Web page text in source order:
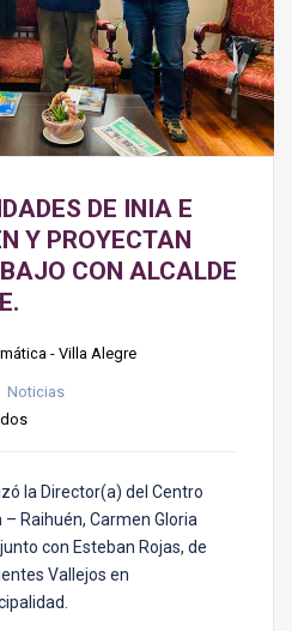
DE INIA E
Y PROYECTAN
CON ALCALDE
- Villa Alegre
Noticias
la Director(a) del Centro
Raihuén, Carmen Gloria
con Esteban Rojas, de
Vallejos en